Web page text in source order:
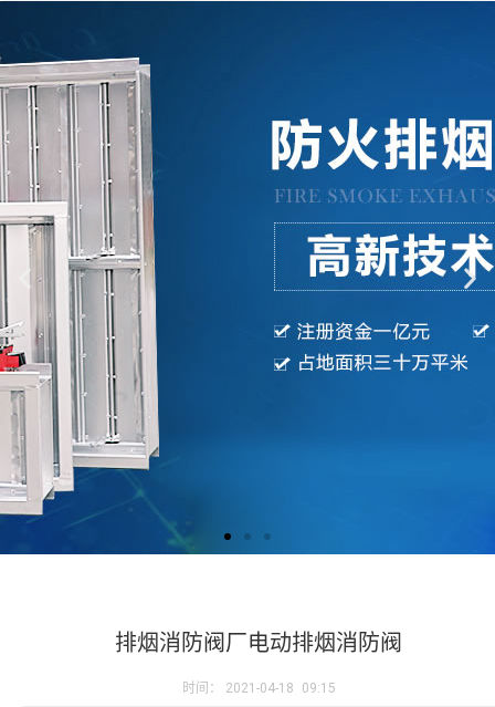
排烟消防阀厂电动排烟消防阀
时间： 2021-04-18 09:15